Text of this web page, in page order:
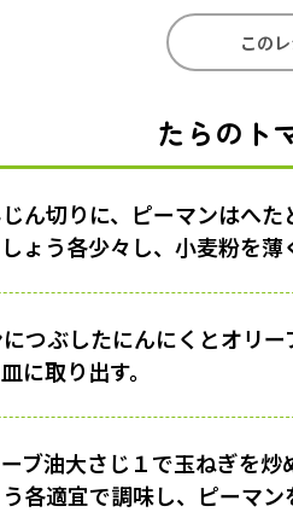
この
たらのト
ん切りに、ピーマンはへ
ょう各少々し、小麦粉を薄
つぶしたにんにくとオリ
に取り出す。
ブ油大さじ１で玉ねぎを炒
各適宜で調味し、ピーマン